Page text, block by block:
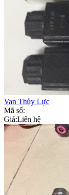
Van Thủy Lực
Mã số:
Giá:Liên hệ